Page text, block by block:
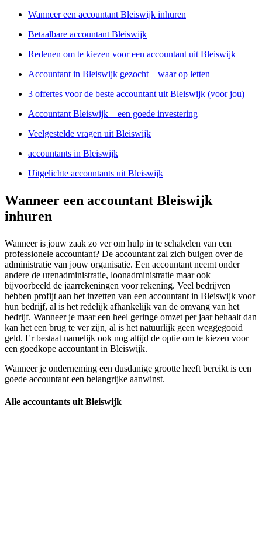
Wanneer een accountant Bleiswijk inhuren
Betaalbare accountant Bleiswijk
Redenen om te kiezen voor een accountant uit Bleiswijk
Accountant in Bleiswijk gezocht – waar op letten
3 offertes voor de beste accountant uit Bleiswijk (voor jou)
Accountant Bleiswijk – een goede investering
Veelgestelde vragen uit Bleiswijk
accountants in Bleiswijk
Uitgelichte accountants uit Bleiswijk
Wanneer een accountant Bleiswijk
inhuren
Wanneer is jouw zaak zo ver om hulp in te schakelen van een
professionele accountant? De accountant zal zich buigen over de
administratie van jouw organisatie. Een accountant neemt onder
andere de urenadministratie, loonadministratie maar ook
bijvoorbeeld de jaarrekeningen voor rekening. Veel bedrijven
hebben profijt aan het inzetten van een accountant in Bleiswijk voor
hun bedrijf, al is het redelijk afhankelijk van de omvang van het
bedrijf. Wanneer je maar een heel geringe omzet per jaar behaalt dan
kan het een brug te ver zijn, al is het natuurlijk geen weggegooid
geld. Er bestaat namelijk ook nog altijd de optie om te kiezen voor
een goedkope accountant in Bleiswijk.
Wanneer je onderneming een dusdanige grootte heeft bereikt is een
goede accountant een belangrijke aanwinst.
Alle accountants uit Bleiswijk